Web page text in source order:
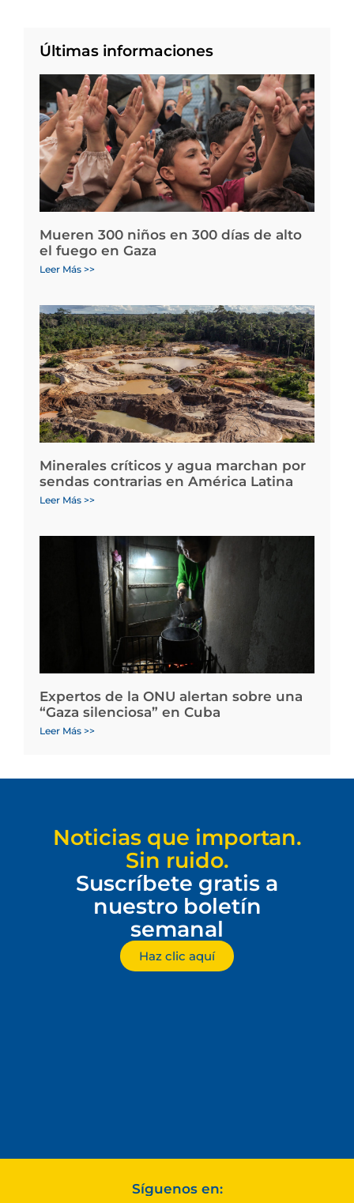
Últimas informaciones
Mueren 300 niños en 300 días de alto
el fuego en Gaza
Leer Más >>
Minerales críticos y agua marchan por
sendas contrarias en América Latina
Leer Más >>
Expertos de la ONU alertan sobre una
“Gaza silenciosa” en Cuba
Leer Más >>
Noticias que importan.
Sin ruido.
Suscríbete gratis a
nuestro boletín
semanal
Haz clic aquí
Síguenos en: